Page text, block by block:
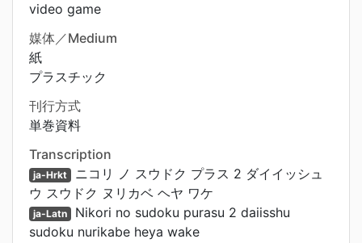
video game
媒体／Medium
紙
プラスチック
刊行方式
単巻資料
Transcription
ja-Hrkt ニコリ ノ スウドク プラス 2 ダイイッシュ
ウ スウドク ヌリカベ ヘヤ ワケ
ja-Latn Nikori no sudoku purasu 2 daiisshu
sudoku nurikabe heya wake